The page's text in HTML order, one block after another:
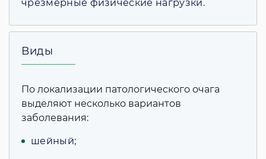
чрезмерные физические нагрузки.
Виды
По локализации патологического очага
выделяют несколько вариантов
заболевания:
шейный;